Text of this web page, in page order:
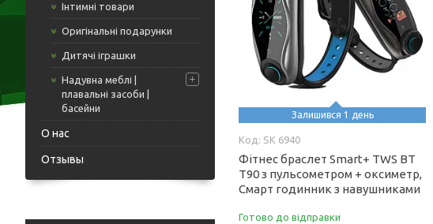
Інтимні товари
Оригінальні подарунки
Дитячі іграшки
Надувна меблі |
плавальні засоби |
басейни
О нас
Отзывы
Залишився 1 день
SK 6940
Фітнес браслет Smart+ TWS BT
T90 з пульсометром + оксиметр,
Смарт годинник з навушниками
Готово до відправки